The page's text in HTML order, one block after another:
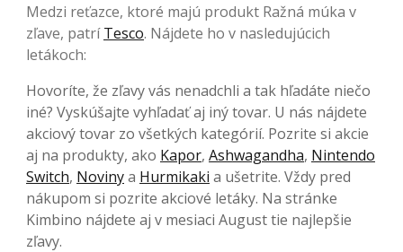
Medzi reťazce, ktoré majú produkt Ražná múka v
zľave, patríTesco. Nájdete ho v nasledujúcich
letákoch:
Hovoríte, že zľavy vás nenadchli a tak hľadáte niečo
iné? Vyskúšajte vyhľadať aj iný tovar. U nás nájdete
akciový tovar zo všetkých kategórií. Pozrite si akcie
aj na produkty, ako Kapor, Ashwagandha, Nintendo
Switch, Novinya Hurmikaki a ušetrite. Vždy pred
nákupom si pozrite akciové letáky. Na stránke
Kimbino nájdete aj v mesiaci August tie najlepšie
zľavy.